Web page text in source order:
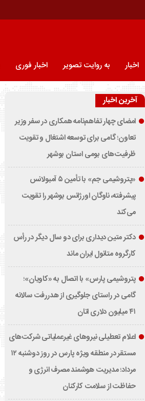
اخبار به روایت تصویر اخبار فوری
آخرین اخبار
امضای چهار تفاهم‌نامه همکاری در سفر وزیر
تعاون؛ گامی برای توسعه اشتغال و تقویت
ظرفیت‌های بومی استان بوشهر
«پتروشیمی جم» با تأمین ۵ آمبولانس
پیشرفته، ناوگان اورژانس بوشهر را تقویت
می‌کند
دکتر متین دیداری برای دو سال دیگر در رأس
کارگروه متانول ایران ماند
پتروشیمی پارس» با اتصال به «کاویان»؛
گامی در راستای جلوگیری از هدررفت سالانه
۴۱ میلیون دلاری اتان
اعلام تعطیلی نیروهای غیرعملیاتی شرکت‌های
مستقر در منطقه ویژه پارس در روز دوشنبه ۱۲
مرداد؛ مدیریت هوشمند مصرف انرژی و
حفاظت از سلامت کارکنان